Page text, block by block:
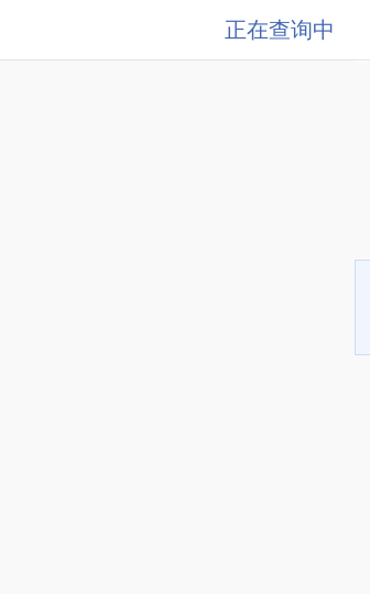
正在查询中